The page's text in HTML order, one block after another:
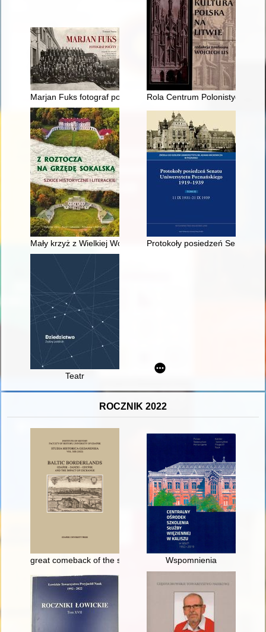
Marjan Fuks fotograf poczty : fotografie z lat 1919-1935 ze
Rola Centrum
Mały krzyż z Wielkiej Wojny Protokoły posiedzeń Senatu
Teatr
ROCZNIK 2022
great comeback of the solidarity idea in 1980 : Polish social
Wspomnienia